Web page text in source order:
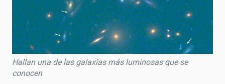
Hallan una de las galaxias más luminosas que se
conocen